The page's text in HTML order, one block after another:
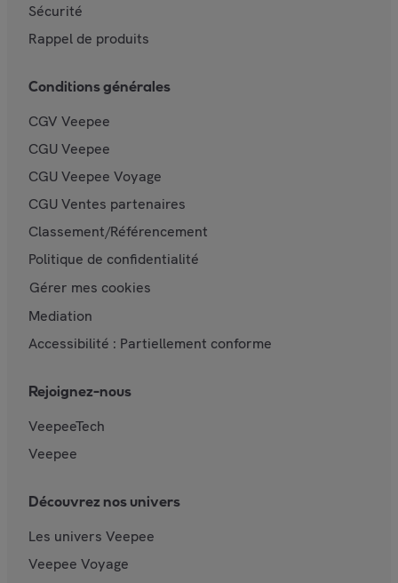
Sécurité
Rappel de produits
Conditions générales
CGV Veepee
CGU Veepee
CGU Veepee Voyage
CGU Ventes partenaires
Classement/Référencement
Politique de confidentialité
Gérer mes cookies
Mediation
Accessibilité : Partiellement conforme
Rejoignez-nous
VeepeeTech
Veepee
Découvrez nos univers
Les univers Veepee
Veepee Voyage